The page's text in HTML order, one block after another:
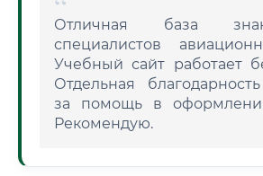
Отличная база
специалистов
Учебный сайт работает
Отдельная
за помощь в
Рекомендую.